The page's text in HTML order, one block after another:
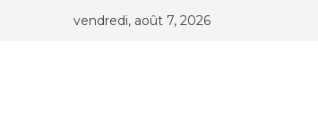
vendredi, août 7, 2026